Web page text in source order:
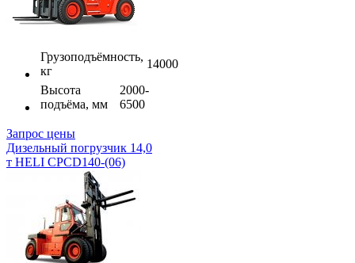
Грузоподъёмность,
кг
14000
Высота
подъёма, мм
2000-
6500
Запрос цены
Дизельный погрузчик 14,0
т HELI CPCD140-(06)